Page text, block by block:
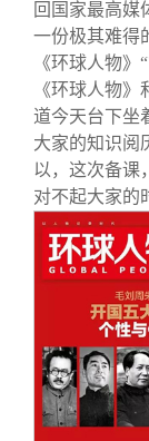
回国家最高媒
一份极其难得
《环球人物
《环球人物
道今天台下坐
大家的知识阅
以，这次备课
对不起大家的